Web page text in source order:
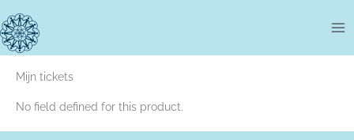
naar
de
Mijn tickets
No field defined for this product.